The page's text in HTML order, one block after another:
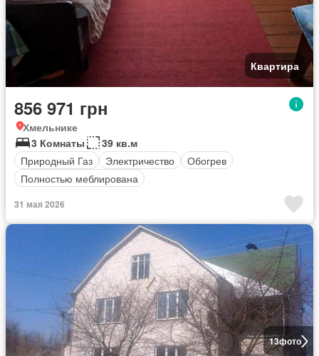
Квартира
856 971 грн
Хмельнике
3 Комнаты
39 кв.м
Природный Газ
Электричество
Обогрев
Полностью меблирована
31 мая 2026
13фото